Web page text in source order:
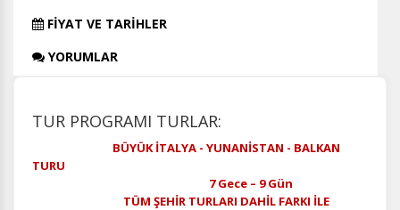
FİYAT VE TARİHLER
YORUMLAR
TUR PROGRAMI TURLAR:
BÜYÜK İTALYA - YUNANİSTAN - BALKAN
TURU
7 Gece – 9 Gün
TÜM ŞEHİR TURLARI DAHİL FARKI İLE